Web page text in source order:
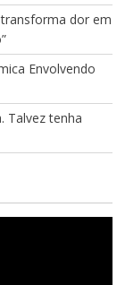
transforma dor em
Envolvendo
Talvez tenha